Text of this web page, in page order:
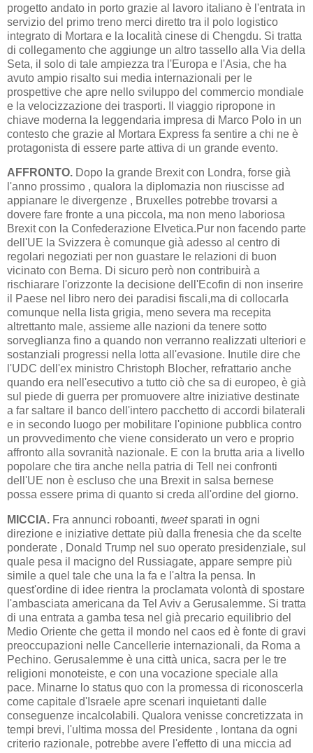
progetto andato in porto grazie al lavoro italiano è l'entrata in
servizio del primo treno merci diretto tra il polo logistico
integrato di Mortara e la località cinese di Chengdu. Si tratta
di collegamento che aggiunge un altro tassello alla Via della
Seta, il solo di tale ampiezza tra l'Europa e l'Asia, che ha
avuto ampio risalto sui media internazionali per le
prospettive che apre nello sviluppo del commercio mondiale
e la velocizzazione dei trasporti. Il viaggio ripropone in
chiave moderna la leggendaria impresa di Marco Polo in un
contesto che grazie al Mortara Express fa sentire a chi ne è
protagonista di essere parte attiva di un grande evento.
AFFRONTO. Dopo la grande Brexit con Londra, forse già
l'anno prossimo , qualora la diplomazia non riuscisse ad
appianare le divergenze , Bruxelles potrebbe trovarsi a
dovere fare fronte a una piccola, ma non meno laboriosa
Brexit con la Confederazione Elvetica.Pur non facendo parte
dell'UE la Svizzera è comunque già adesso al centro di
regolari negoziati per non guastare le relazioni di buon
vicinato con Berna. Di sicuro però non contribuirà a
rischiarare l'orizzonte la decisione dell'Ecofin di non inserire
il Paese nel libro nero dei paradisi fiscali,ma di collocarla
comunque nella lista grigia, meno severa ma recepita
altrettanto male, assieme alle nazioni da tenere sotto
sorveglianza fino a quando non verranno realizzati ulteriori e
sostanziali progressi nella lotta all'evasione. Inutile dire che
l'UDC dell'ex ministro Christoph Blocher, refrattario anche
quando era nell'esecutivo a tutto ciò che sa di europeo, è già
sul piede di guerra per promuovere altre iniziative destinate
a far saltare il banco dell'intero pacchetto di accordi bilaterali
e in secondo luogo per mobilitare l'opinione pubblica contro
un provvedimento che viene considerato un vero e proprio
affronto alla sovranità nazionale. E con la brutta aria a livello
popolare che tira anche nella patria di Tell nei confronti
dell'UE non è escluso che una Brexit in salsa bernese
possa essere prima di quanto si creda all'ordine del giorno.
MICCIA. Fra annunci roboanti, tweetsparati in ogni
direzione e iniziative dettate più dalla frenesia che da scelte
ponderate , Donald Trump nel suo operato presidenziale, sul
quale pesa il macigno del Russiagate, appare sempre più
simile a quel tale che una la fa e l'altra la pensa. In
quest'ordine di idee rientra la proclamata volontà di spostare
l'ambasciata americana da Tel Aviv a Gerusalemme. Si tratta
di una entrata a gamba tesa nel già precario equilibrio del
Medio Oriente che getta il mondo nel caos ed è fonte di gravi
preoccupazioni nelle Cancellerie internazionali, da Roma a
Pechino. Gerusalemme è una città unica, sacra per le tre
religioni monoteiste, e con una vocazione speciale alla
pace. Minarne lo status quo con la promessa di riconoscerla
come capitale d'Israele apre scenari inquietanti dalle
conseguenze incalcolabili. Qualora venisse concretizzata in
tempi brevi, l'ultima mossa del Presidente , lontana da ogni
criterio razionale, potrebbe avere l'effetto di una miccia ad